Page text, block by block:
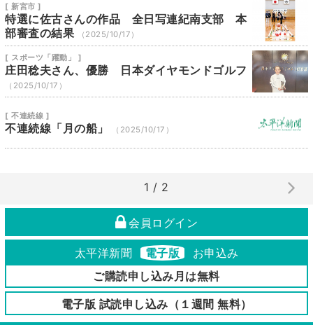
[ 新宮市 ]
特選に佐古さんの作品 全日写連紀南支部 本
部審査の結果
（2025/10/17）
[ スポーツ「躍動」 ]
庄田稔夫さん、優勝 日本ダイヤモンドゴルフ
（2025/10/17）
[ 不連続線 ]
不連続線「月の船」 （2025/10/17）
1 / 2
会員ログイン
太平洋新聞 電子版
お申込み
ご購読申し込み月は無料
電子版 試読申し込み（１週間 無料）